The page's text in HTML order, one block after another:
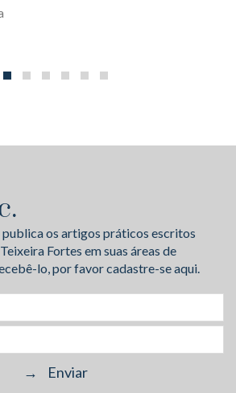
publica os artigos práticos escritos
Fortes em suas áreas de
lo, por favor cadastre-se aqui.